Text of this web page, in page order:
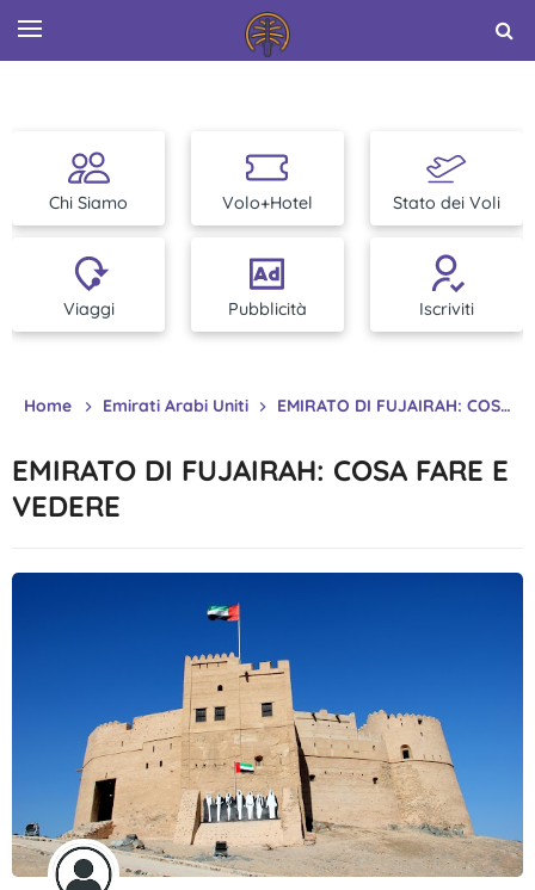
Chi Siamo Volo+Hotel Stato dei Voli
Viaggi Pubblicità Iscriviti
Home Emirati Arabi Uniti EMIRATO DI FUJAIRAH: COSA FARE E VEDERE
EMIRATO DI FUJAIRAH: COSA FARE E
VEDERE